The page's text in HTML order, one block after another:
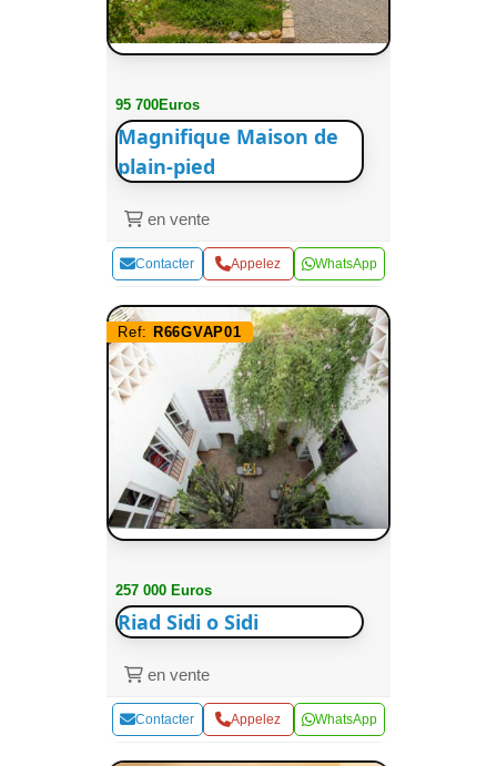
95 700Euros
Magnifique Maison de
plain-pied
en vente
Contacter Appelez WhatsApp
Ref: R66GVAP01
257 000 Euros
Riad Sidi o Sidi
en vente
Contacter Appelez WhatsApp